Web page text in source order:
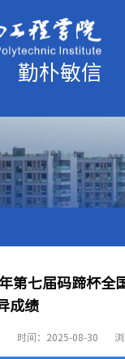
第七届码蹄杯全
成绩
时间：2025-08-30